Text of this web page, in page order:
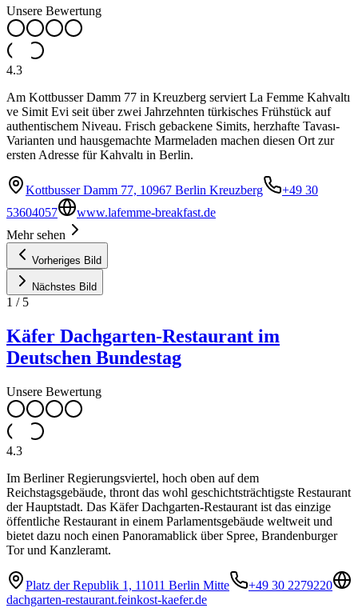
Unsere Bewertung
4.3
Am Kottbusser Damm 77 in Kreuzberg serviert La Femme Kahvaltı
ve Simit Evi seit über zwei Jahrzehnten türkisches Frühstück auf
authentischem Niveau. Frisch gebackene Simits, herzhafte Tavası-
Varianten und hausgemachte Marmeladen machen diesen Ort zur
ersten Adresse für Kahvaltı in Berlin.
Kottbusser Damm 77, 10967 Berlin Kreuzberg
+49 30
53604057
www.lafemme-breakfast.de
Mehr sehen
Vorheriges Bild
Nächstes Bild
1 / 5
Käfer Dachgarten-Restaurant im
Deutschen Bundestag
Unsere Bewertung
4.3
Im Berliner Regierungsviertel, hoch oben auf dem
Reichstagsgebäude, thront das wohl geschichtsträchtigste Restaurant
der Hauptstadt. Das Käfer Dachgarten-Restaurant ist das einzige
öffentliche Restaurant in einem Parlamentsgebäude weltweit und
bietet dazu noch einen Panoramablick über Spree, Brandenburger
Tor und Kanzleramt.
Platz der Republik 1, 11011 Berlin Mitte
+49 30 2279220
dachgarten-restaurant.feinkost-kaefer.de